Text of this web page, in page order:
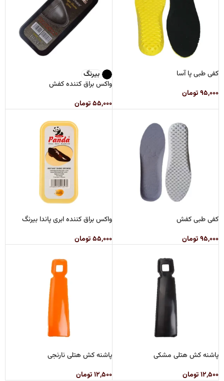
کفی طبی پا آسا
۹۵,۰۰۰تومان
بیرنگ
واکس براق کننده کفش
۵۵,۰۰۰ تومان
کفی طبی کفش
۹۵,۰۰۰تومان
واکس براق کننده ابری پاندا بیرنگ
۵۵,۰۰۰ تومان
پاشنه کش هتلی مشکی
۱۲,۵۰۰تومان
پاشنه کش هتلی نارنجی
۱۲,۵۰۰ تومان